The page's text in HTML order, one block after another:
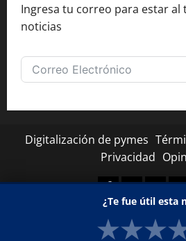
Ingresa tu correo para estar al
noticias
Digitalización de pymes
Privacidad
Facebook
Twitter
Copyright © Todos los
¿Te fue útil esta
★★★